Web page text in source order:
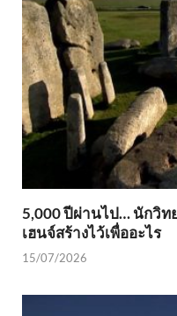
5,000 ปีผ่านไป… นักวิท
เฮนจ์สร้างไว้เพื่ออะไร
15/07/2026